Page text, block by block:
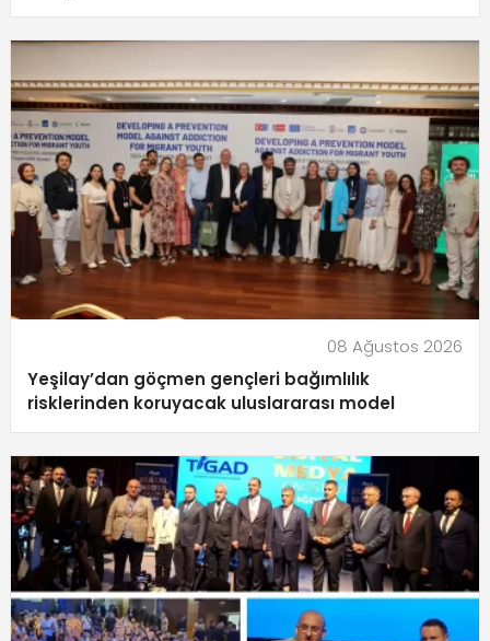
08 Ağustos 2026
Yeşilay’dan göçmen gençleri bağımlılık
risklerinden koruyacak uluslararası model